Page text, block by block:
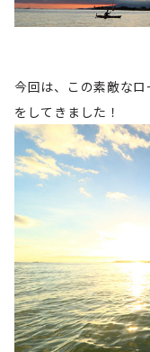
今回は、この素敵な
をしてきました！